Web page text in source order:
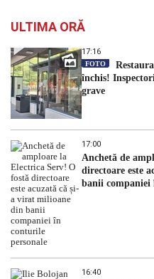
ULTIMA ORĂ
17:16
FOTO
închis!
grave
17:00
Anchetă de
directoare este
banii companiei
16:40